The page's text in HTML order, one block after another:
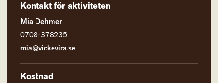
Kontakt för aktiviteten
Mia Dehmer
0708-378235
mia@vickevira.se
Kostnad